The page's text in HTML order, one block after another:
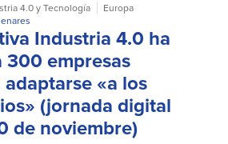
4.0 y Tecnología
Europa
Industria 4.0 ha
empresas
«a los
(jornada digital
de noviembre)